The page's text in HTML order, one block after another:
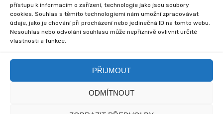
přístupu k informacím o zařízení, technologie jako jsou soubory
cookies. Souhlas s těmito technologiemi nám umožní zpracovávat
údaje, jako je chování při procházení nebo jedinečná ID na tomto webu.
Nesouhlas nebo odvolání souhlasu může nepříznivě ovlivnit určité
vlastnosti a funkce.
PŘIJMOUT
ODMÍTNOUT
Comments are closed.
© 2020 Základní škola © 2020 myska.it a my sami